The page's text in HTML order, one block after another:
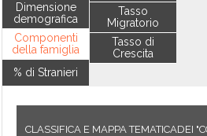
Dimensione
demografica
Componenti
della famiglia
% di Stranieri
Tasso
Migratorio
Tasso di
Crescita
CLASSIFICA E MAPPA TEMATICADEI